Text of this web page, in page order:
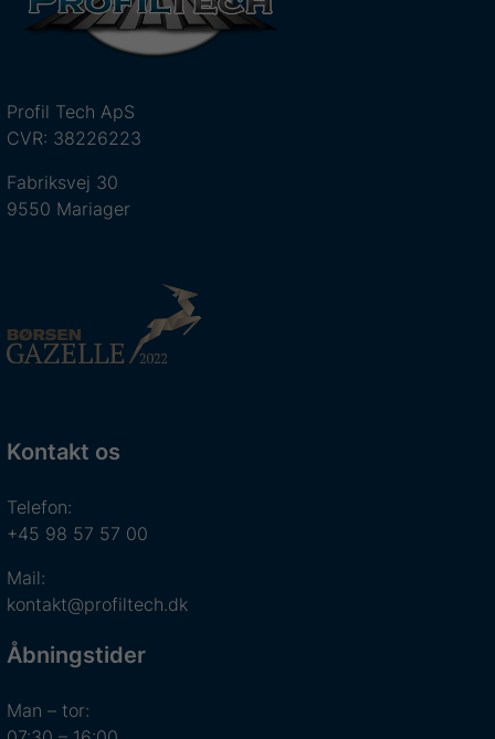
Profil Tech ApS
CVR: 38226223
Fabriksvej 30
9550 Mariager
Kontakt os
Telefon:
+45 98 57 57 00
Mail:
kontakt@profiltech.dk
Åbningstider
Man – tor: